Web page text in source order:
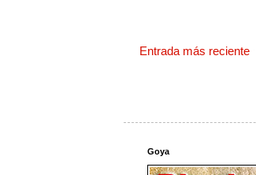
Entrada más reciente
Goya